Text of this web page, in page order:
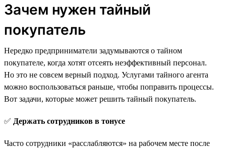
Зачем нужен тайный
покупатель
Нередко предприниматели задумываются о тайном
покупателе, когда хотят отсеять неэффективный персонал.
Но это не совсем верный подход. Услугами тайного агента
можно воспользоваться раньше, чтобы поправить процессы.
Вот задачи, которые может решить тайный покупатель.
✅ Держать сотрудников в тонусе
Часто сотрудники «расслабляются» на рабочем месте после